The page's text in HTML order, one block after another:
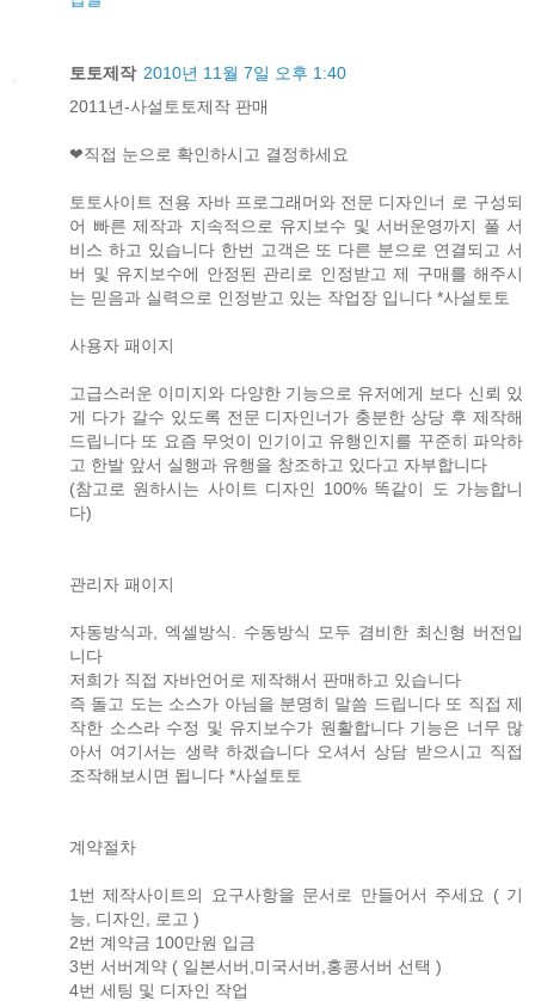
토토제작 2010년 11월 7일 오후 1:40
2011년-사설토토제작 판매
❤직접 눈으로 확인하시고 결정하세요
토토사이트 전용 자바 프로그래머와 전문 디자인너 로 구성되
어 빠른 제작과 지속적으로 유지보수 및 서버운영까지 풀 서
비스 하고 있습니다 한번 고객은 또 다른 분으로 연결되고 서
버 및 유지보수에 안정된 관리로 인정받고 제 구매를 해주시
는 믿음과 실력으로 인정받고 있는 작업장 입니다 *사설토토
사용자 패이지
고급스러운 이미지와 다양한 기능으로 유저에게 보다 신뢰 있
게 다가 갈수 있도록 전문 디자인너가 충분한 상당 후 제작해
드립니다 또 요즘 무엇이 인기이고 유행인지를 꾸준히 파악하
고 한발 앞서 실행과 유행을 창조하고 있다고 자부합니다
(참고로 원하시는 사이트 디자인 100% 똑같이 도 가능합니
다)
관리자 패이지
자동방식과, 엑셀방식. 수동방식 모두 겸비한 최신형 버전입
니다
저희가 직접 자바언어로 제작해서 판매하고 있습니다
즉 돌고 도는 소스가 아님을 분명히 말씀 드립니다 또 직접 제
작한 소스라 수정 및 유지보수가 원활합니다 기능은 너무 많
아서 여기서는 생략 하겠습니다 오셔서 상담 받으시고 직접
조작해보시면 됩니다 *사설토토
계약절차
1번 제작사이트의 요구사항을 문서로 만들어서 주세요 ( 기
능, 디자인, 로고 )
2번 계약금 100만원 입금
3번 서버계약 ( 일본서버,미국서버,홍콩서버 선택 )
4번 세팅 및 디자인 작업